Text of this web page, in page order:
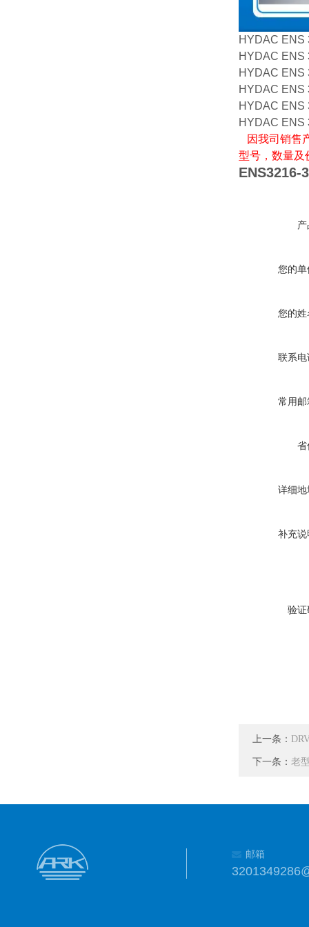
HYDAC ENS
HYDAC ENS
HYDAC ENS
HYDAC ENS
HYDAC ENS
HYDAC ENS
因我司销售
型号，数量及
ENS3216-
您的
您的
联系
常用
省
详细
补充
验
上一条：
下一条： 老
邮箱